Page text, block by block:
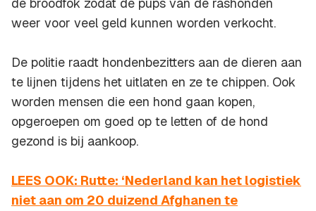
de broodfok zodat de pups van de rashonden
weer voor veel geld kunnen worden verkocht.
De politie raadt hondenbezitters aan de dieren aan
te lijnen tijdens het uitlaten en ze te chippen. Ook
worden mensen die een hond gaan kopen,
opgeroepen om goed op te letten of de hond
gezond is bij aankoop.
LEES OOK: Rutte: ‘Nederland kan het logistiek
niet aan om 20 duizend Afghanen te